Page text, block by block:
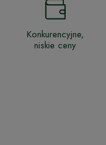
Konkurencyjne,
niskie ceny